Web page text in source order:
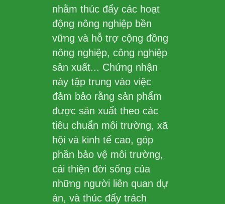
nhằm thúc đẩy các hoạt
động nông nghiệp bền
vững và hỗ trợ cộng đồng
nông nghiệp, công nghiệp
sản xuất... Chứng nhận
này tập trung vào việc
đảm bảo rằng sản phẩm
được sản xuất theo các
tiêu chuẩn môi trường, xã
hội và kinh tế cao, góp
phần bảo vệ môi trường,
cải thiện đời sống của
những người liên quan dự
án, và thúc đẩy trách